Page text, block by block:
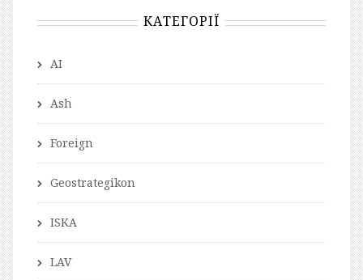
КАТЕГОРІЇ
AI
Ash
Foreign
Geostrategikon
ISKA
LAV